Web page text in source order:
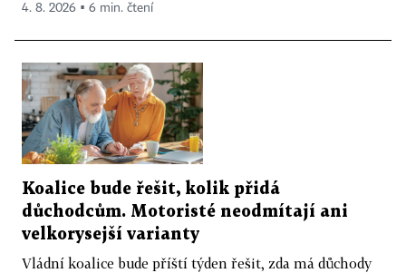
4. 8. 2026 ▪ 6 min. čtení
Koalice bude řešit, kolik přidá
důchodcům. Motoristé neodmítají ani
velkorysejší varianty
Vládní koalice bude příští týden řešit, zda má důchody